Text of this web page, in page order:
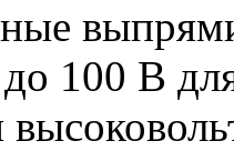
100 В